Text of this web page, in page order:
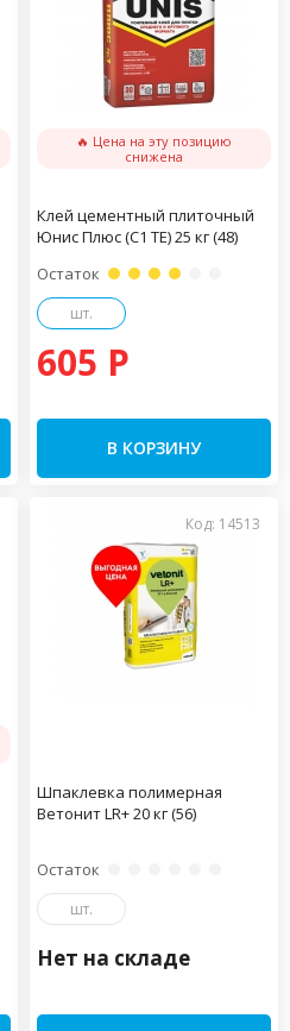
🔥 Цена на эту позицию
снижена
Клей цементный плиточный
Юнис Плюс (C1 TE) 25 кг (48)
Остаток
шт.
605 P
В КОРЗИНУ
Код: 14513
Шпаклевка полимерная
Ветонит LR+ 20 кг (56)
Остаток
шт.
Нет на складе